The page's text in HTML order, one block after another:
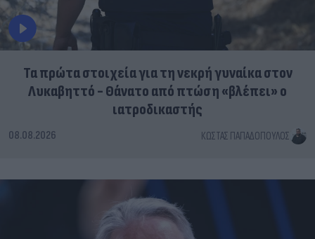
Τα πρώτα στοιχεία για τη νεκρή γυναίκα στον
Λυκαβηττό - Θάνατο από πτώση «βλέπει» ο
ιατροδικαστής
08.08.2026 ΚΏΣΤΑΣ ΠΑΠΑΔΌΠΟΥΛΟΣ